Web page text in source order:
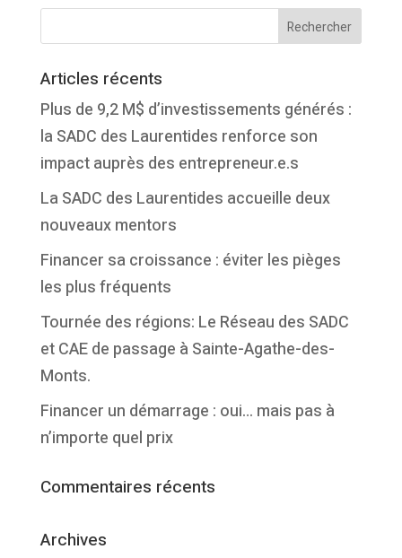
Articles récents
Plus de 9,2 M$ d’investissements générés :
la SADC des Laurentides renforce son
impact auprès des entrepreneur.e.s
La SADC des Laurentides accueille deux
nouveaux mentors
Financer sa croissance : éviter les pièges
les plus fréquents
Tournée des régions: Le Réseau des SADC
et CAE de passage à Sainte-Agathe-des-
Monts.
Financer un démarrage : oui… mais pas à
n’importe quel prix
Commentaires récents
Archives